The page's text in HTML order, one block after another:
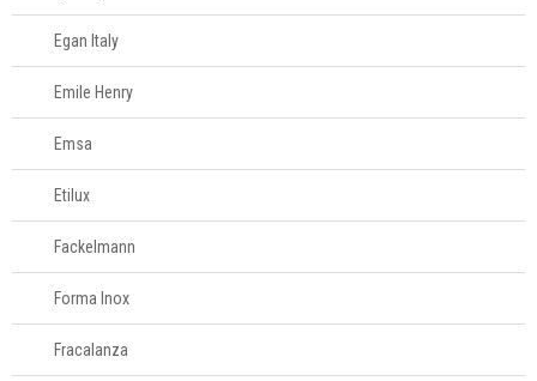
Egan Italy
Emile Henry
Emsa
Etilux
Fackelmann
Forma Inox
Fracalanza